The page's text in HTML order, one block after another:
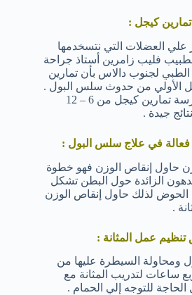
كيجل :
علي العضلات التي نتسخدمها
فليب زامرين أستاذ جراحة
الطبي لجنوب دالاس بأن تمارين
الأولي من حدوث سلس البول .
ويفضل الإستمرار علي ممارسة تمارين كيجل من 6 – 12
جيدة .
فعالة في علاج سلس البول :
حاول إنقاص الوزن فهو خطوة
الزائدة حول البطن تشكل
لذلك حاول إنقاص الوزن
.
عمل المثانة :
ومحاولة السيطرة عليها من
ساعات لتدريب المثانة مع
للتوجه إلي الحمام .